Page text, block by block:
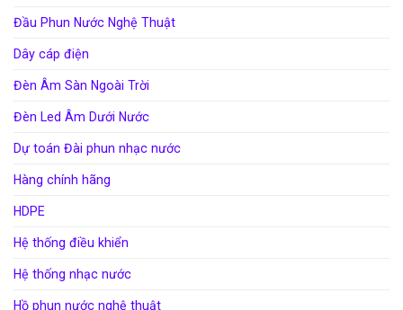
Đầu Phun Nước Nghệ Thuật
Dây cáp điện
Đèn Âm Sàn Ngoài Trời
Đèn Led Âm Dưới Nước
Dự toán Đài phun nhạc nước
Hàng chính hãng
HDPE
Hệ thống điều khiển
Hệ thống nhạc nước
Hồ phun nước nghệ thuật